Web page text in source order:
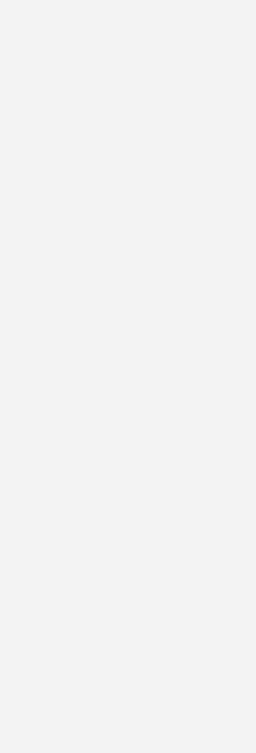
Veranstaltung am 4.
Raumakustik, Beleuchtung,
sich an Fachkräfte aus
und dem Bereich
auf politischer
möchte, erhält vom